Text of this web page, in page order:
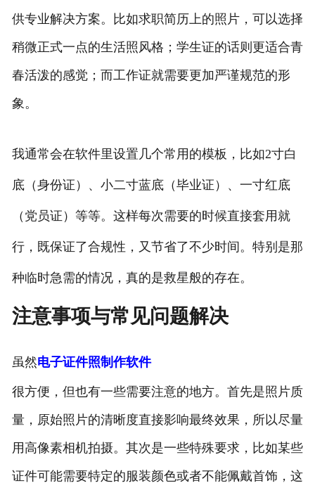
供专业解决方案。比如求职简历上的照片，可以选择
稍微正式一点的生活照风格；学生证的话则更适合青
春活泼的感觉；而工作证就需要更加严谨规范的形
象。
我通常会在软件里设置几个常用的模板，比如2寸白
底（身份证）、小二寸蓝底（毕业证）、一寸红底
（党员证）等等。这样每次需要的时候直接套用就
行，既保证了合规性，又节省了不少时间。特别是那
种临时急需的情况，真的是救星般的存在。
注意事项与常见问题解决
虽然电子证件照制作软件
很方便，但也有一些需要注意的地方。首先是照片质
量，原始照片的清晰度直接影响最终效果，所以尽量
用高像素相机拍摄。其次是一些特殊要求，比如某些
证件可能需要特定的服装颜色或者不能佩戴首饰，这